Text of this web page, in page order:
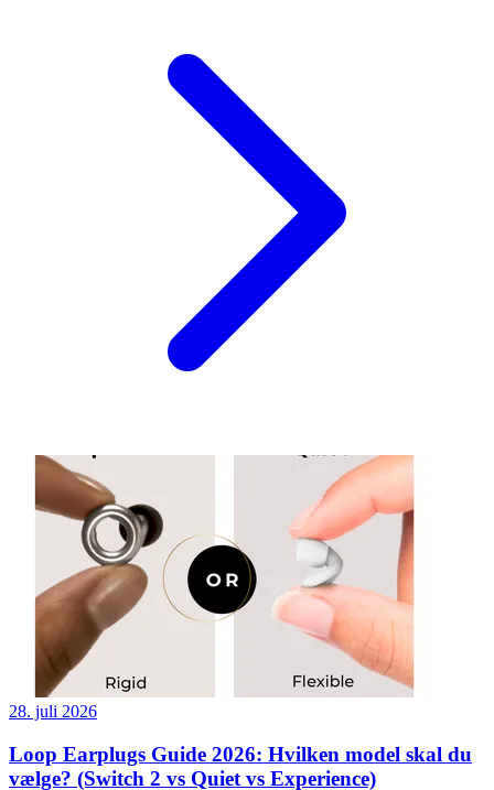
28. juli 2026
Loop Earplugs Guide 2026: Hvilken model skal du
vælge? (Switch 2 vs Quiet vs Experience)